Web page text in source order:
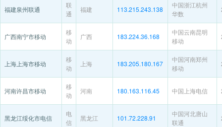
福建泉州联通
联
通
福建 113.215.243.138
中国浙江杭州
华数
广西南宁市移动
移
动
广西 183.224.36.168
中国云南昆明
移动
上海上海市移动
移
动
上海 183.205.180.167
中国河南郑州
移动
河南许昌市移动
移
动
河南 180.163.116.45 中国上海电信
黑龙江绥化市电信
电
信
黑龙江 101.72.228.91
中国河北唐山
联通